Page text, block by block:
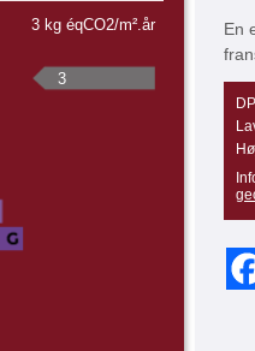
En
3 kg éqCO2/m².år
3